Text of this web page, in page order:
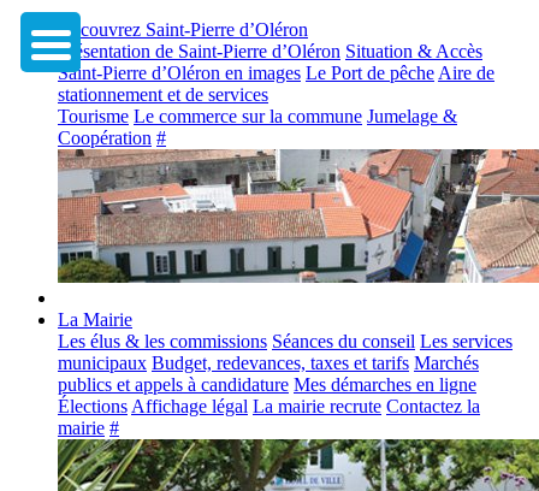
Découvrez Saint-Pierre d’Oléron
Présentation de Saint-Pierre d’Oléron Situation & Accès
Saint-Pierre d’Oléron en images Le Port de pêche Aire de
stationnement et de services
Tourisme Le commerce sur la commune Jumelage &
Coopération #
La Mairie
Les élus & les commissions Séances du conseil Les services
municipaux Budget, redevances, taxes et tarifs Marchés
publics et appels à candidature Mes démarches en ligne
Élections Affichage légal La mairie recrute Contactez la
mairie #